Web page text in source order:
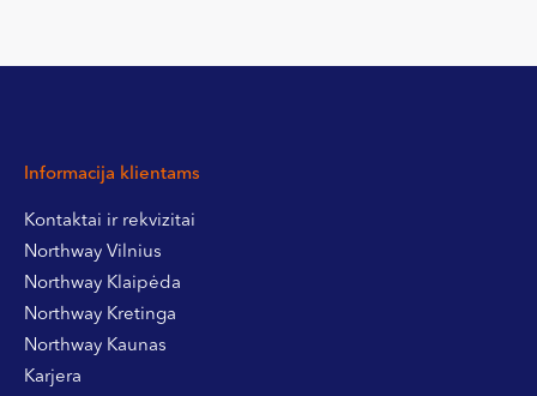
Informacija klientams
Kontaktai ir rekvizitai
Northway Vilnius
Northway Klaipėda
Northway Kretinga
Northway Kaunas
Karjera